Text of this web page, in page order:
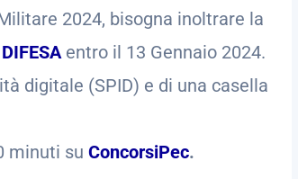
2024, bisogna inoltrare la
entro il 13 Gennaio 2024.
digitale (SPID) e di una casella
minuti su ConcorsiPec.